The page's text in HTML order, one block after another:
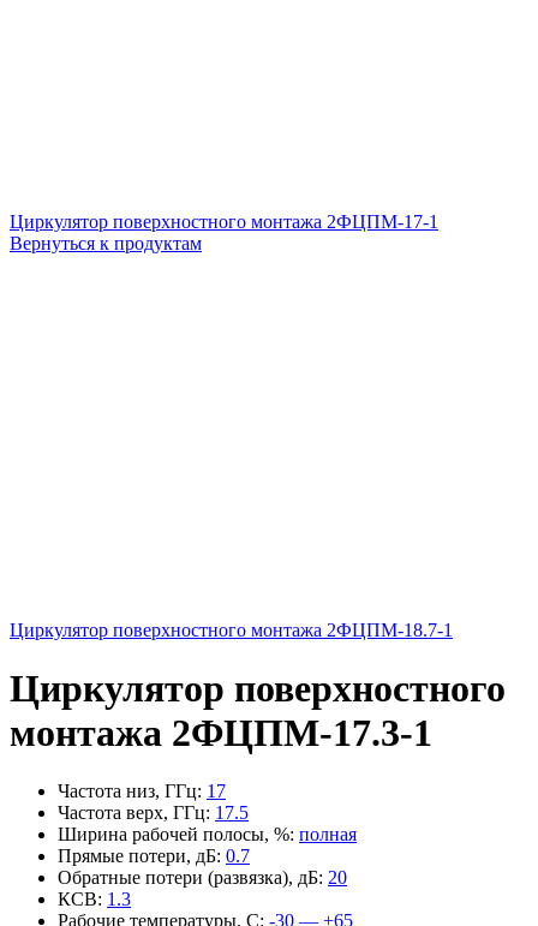
Циркулятор поверхностного монтажа 2ФЦПМ-17-1
Вернуться к продуктам
Циркулятор поверхностного монтажа 2ФЦПМ-18.7-1
Циркулятор поверхностного
монтажа 2ФЦПМ-17.3-1
Частота низ, ГГц: 17
Частота верх, ГГц: 17.5
Ширина рабочей полосы, %: полная
Прямые потери, дБ: 0.7
Обратные потери (развязка), дБ: 20
КСВ: 1.3
Рабочие температуры, С: -30 — +65